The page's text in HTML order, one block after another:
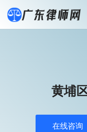
黄埔
在线咨询